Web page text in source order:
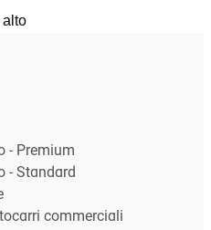
alto
- Premium
- Standard
commerciali